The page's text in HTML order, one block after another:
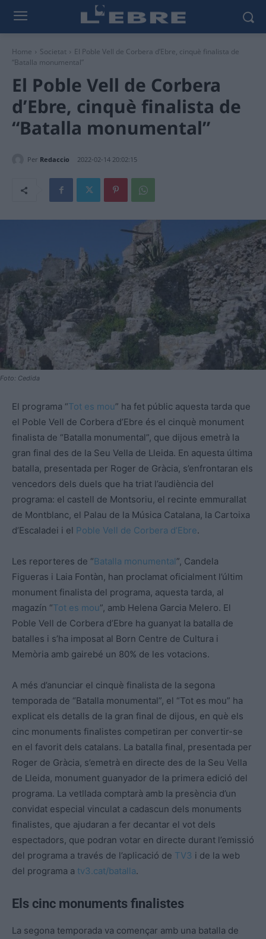
Home Societat
El Poble Vell de Corbera d’Ebre, cinquè finalista de
“Batalla monumental”
El Poble Vell de Corbera
d’Ebre, cinquè finalista de
“Batalla monumental”
Per Redaccio 2022-02-14 20:02:15
Foto: Cedida
El programa “Tot es mou” ha fet públic aquesta tarda que
el Poble Vell de Corbera d’Ebre és el cinquè monument
finalista de “Batalla monumental”, que dijous emetrà la
gran final des de la Seu Vella de Lleida. En aquesta última
batalla, presentada per Roger de Gràcia, s’enfrontaran els
vencedors dels duels que ha triat l’audiència del
programa: el castell de Montsoriu, el recinte emmurallat
de Montblanc, el Palau de la Música Catalana, la Cartoixa
d’Escaladei i el Poble Vell de Corbera d’Ebre.
Les reporteres de “Batalla monumental”, Candela
Figueras i Laia Fontàn, han proclamat oficialment l’últim
monument finalista del programa, aquesta tarda, al
magazín “Tot es mou”, amb Helena Garcia Melero. El
Poble Vell de Corbera d’Ebre ha guanyat la batalla de
batalles i s’ha imposat al Born Centre de Cultura i
Memòria amb gairebé un 80% de les votacions.
A més d’anunciar el cinquè finalista de la segona
temporada de “Batalla monumental”, el “Tot es mou” ha
explicat els detalls de la gran final de dijous, en què els
cinc monuments finalistes competiran per convertir-se
en el favorit dels catalans. La batalla final, presentada per
Roger de Gràcia, s’emetrà en directe des de la Seu Vella
de Lleida, monument guanyador de la primera edició del
programa. La vetllada comptarà amb la presència d’un
convidat especial vinculat a cadascun dels monuments
finalistes, que ajudaran a fer decantar el vot dels
espectadors, que podran votar en directe durant l’emissió
del programa a través de l’aplicació de TV3 i de la web
del programa a tv3.cat/batalla.
Els cinc monuments finalistes
La segona temporada va començar amb una batalla de